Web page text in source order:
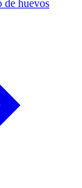
de huevos